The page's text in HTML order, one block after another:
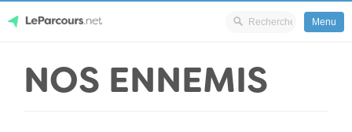
content
LeParcours.net
Menu
NOS ENNEMIS